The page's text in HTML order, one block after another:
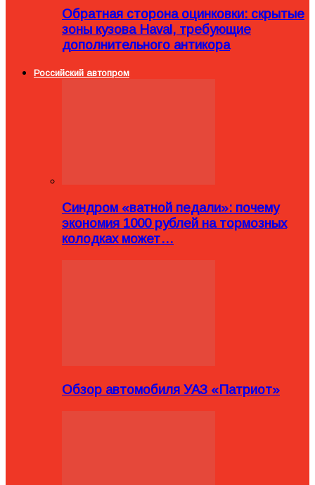
Обратная сторона оцинковки: скрытые
зоны кузова Haval, требующие
дополнительного антикора
Российский автопром
Синдром «ватной педали»: почему
экономия 1000 рублей на тормозных
колодках может…
Обзор автомобиля УАЗ «Патриот»